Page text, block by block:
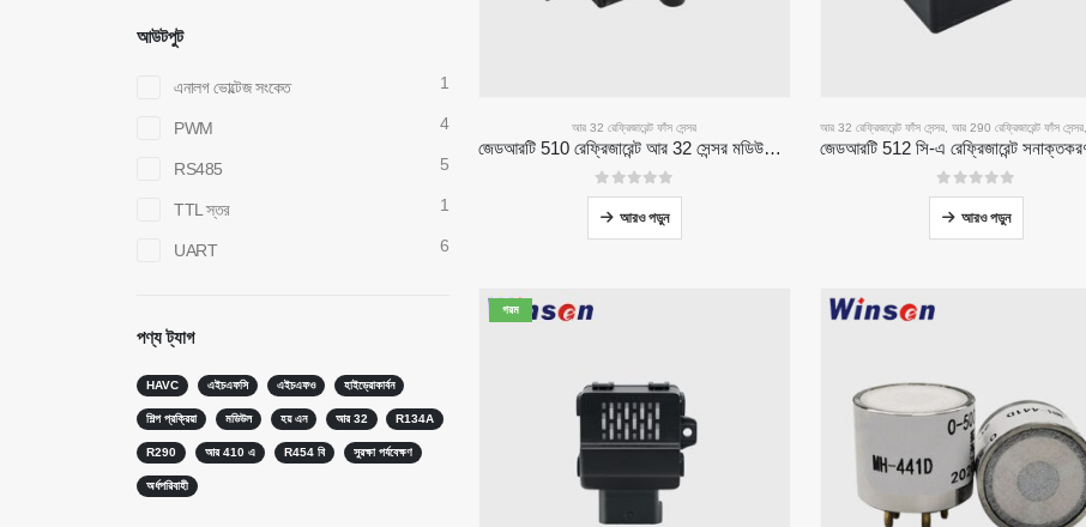
আর 32 রেফ্রিজারেন্ট ফাঁস সেন্সর
জেডআরটি 510 রেফ্রিজারেন্ট আর 32 সেন্সর মডিউল-উচ্চ-পারফরম্যান্স এনডিআইআর রেফ্রিজারেন্ট সেন্সর
05 এর মধ্যে
আরও পড়ুন
আর 32 রেফ্রিজারেন্ট ফাঁস সেন্সর, আর 290 রেফ্রিজারেন্ট ফাঁস সেন্সর,
05 এর মধ্যে
আরও পড়ুন
গরম
আউটপুট
এনালগ ভোল্টেজ সংকেত 1
PWM 4
RS485 5
TTL স্তর 1
UART 6
পণ্য ট্যাগ
HAVC এইচএফসি এইচএফও হাইড্রোকার্বন
শিল্প প্রক্রিয়া মডিউল হয় এন আর 32 R134A
R290 আর 410 এ R454 বি সুরক্ষা পর্যবেক্ষণ
অর্ধপরিবাহী